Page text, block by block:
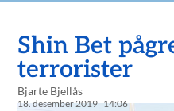
Shin Bet
terrorister
Bjarte Bjellås
18. desember 2019 14:06